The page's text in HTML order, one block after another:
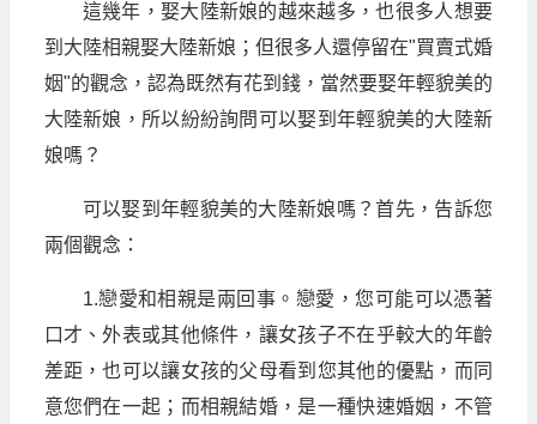
這幾年，娶大陸新娘的越來越多，也很多人想要
到大陸相親娶大陸新娘；但很多人還停留在"買賣式婚
姻"的觀念，認為既然有花到錢，當然要娶年輕貌美的
大陸新娘，所以紛紛詢問可以娶到年輕貌美的大陸新
娘嗎？
可以娶到年輕貌美的大陸新娘嗎？首先，告訴您
兩個觀念：
1.戀愛和相親是兩回事。戀愛，您可能可以憑著
口才、外表或其他條件，讓女孩子不在乎較大的年齡
差距，也可以讓女孩的父母看到您其他的優點，而同
意您們在一起；而相親結婚，是一種快速婚姻，不管